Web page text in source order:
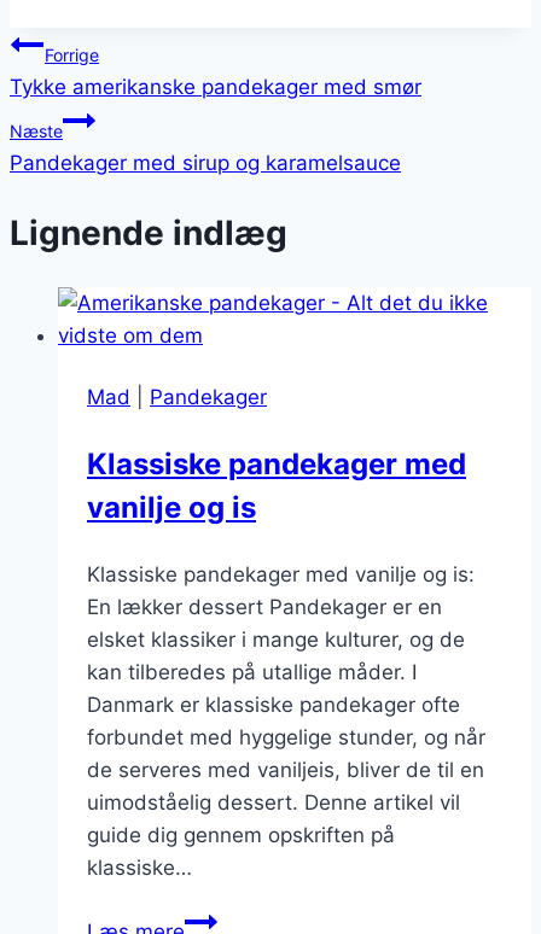
Indlægsnavigation
Forrige
Tykke amerikanske pandekager med smør
Næste
Pandekager med sirup og karamelsauce
Lignende indlæg
Mad Pandekager
Klassiske pandekager med
vanilje og is
Klassiske pandekager med vanilje og is:
En lækker dessert Pandekager er en
elsket klassiker i mange kulturer, og de
kan tilberedes på utallige måder. I
Danmark er klassiske pandekager ofte
forbundet med hyggelige stunder, og når
de serveres med vaniljeis, bliver de til en
uimodståelig dessert. Denne artikel vil
guide dig gennem opskriften på
klassiske…
Klassiske